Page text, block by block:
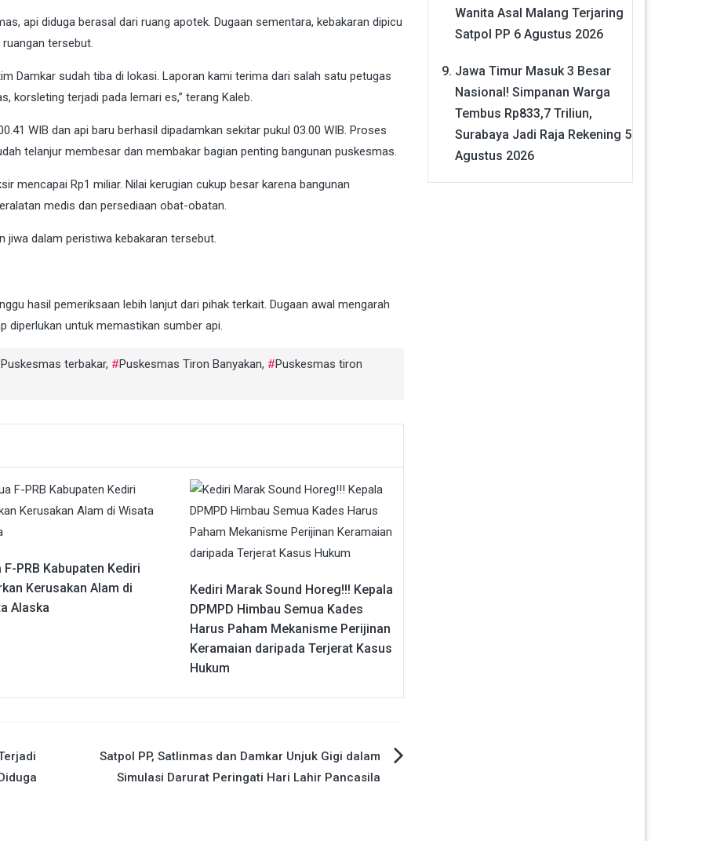
api diduga berasal dari ruang apotek. Dugaan sementara, kebakaran dipicu
tersebut.
Damkar sudah tiba di lokasi. Laporan kami terima dari salah satu petugas
korsleting terjadi pada lemari es,” terang Kaleb.
WIB dan api baru berhasil dipadamkan sekitar pukul 03.00 WIB. Proses
telanjur membesar dan membakar bagian penting bangunan puskesmas.
mencapai Rp1 miliar. Nilai kerugian cukup besar karena bangunan
medis dan persediaan obat-obatan.
jiwa dalam peristiwa kebakaran tersebut.
hasil pemeriksaan lebih lanjut dari pihak terkait. Dugaan awal mengarah
diperlukan untuk memastikan sumber api.
Puskesmas terbakar, Puskesmas Tiron Banyakan,
Puskesmas tiron
F-PRB Kabupaten Kediri
Kerusakan Alam di
Alaska
Kediri Marak Sound Horeg!!! Kepala
DPMPD Himbau Semua Kades
Harus Paham Mekanisme Perijinan
Keramaian daripada Terjerat Kasus
Hukum
Satpol PP, Satlinmas dan Damkar Unjuk Gigi dalam
Simulasi Darurat Peringati Hari Lahir Pancasila
Wanita Asal Malang Terjaring
Satpol PP 6 Agustus 2026
Jawa Timur Masuk 3 Besar
Nasional! Simpanan Warga
Tembus Rp833,7 Triliun,
Surabaya Jadi Raja Rekening 5
Agustus 2026